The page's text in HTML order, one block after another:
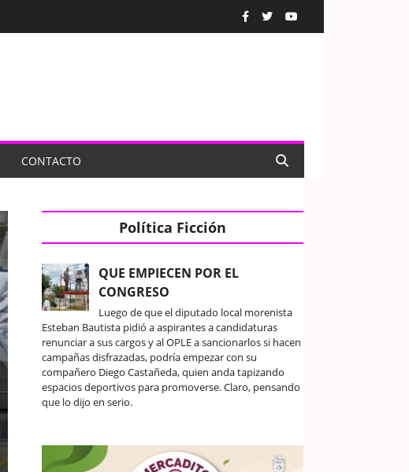
CONTACTO
Política Ficción
QUE EMPIECEN POR EL
CONGRESO
Luego de que el diputado local morenista
Esteban Bautista pidió a aspirantes a candidaturas
renunciar a sus cargos y al OPLE a sancionarlos si hacen
campañas disfrazadas, podría empezar con su
compañero Diego Castañeda, quien anda tapizando
espacios deportivos para promoverse. Claro, pensando
que lo dijo en serio.